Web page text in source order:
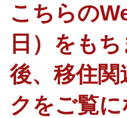
こちらの
日）をも
後、移住
クをご覧